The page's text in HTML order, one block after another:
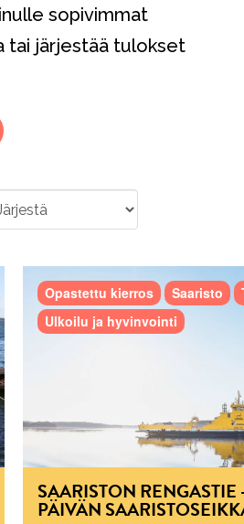
sopivimmat
tai järjestää tulokset
Opastettu kierros Saaristo
Ulkoilu ja hyvinvointi
SAARISTON
PÄIVÄN